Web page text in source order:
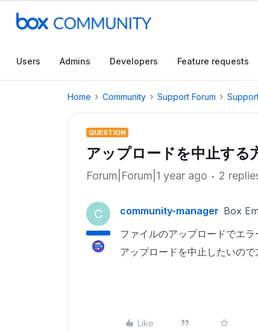
Users Admins Developers Feature requests
Home Community Support Forum
QUESTION
アップロードを中止する
Forum|Forum|1 year ago 2
C community-manager Box
ファイルのアップロードでエ
アップロードを中止したいの
Like